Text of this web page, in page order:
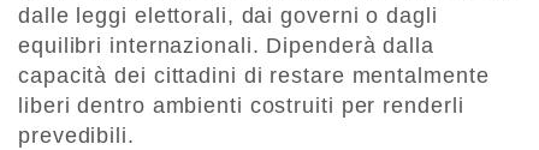
dalle leggi elettorali, dai governi o dagli
equilibri internazionali. Dipenderà dalla
capacità dei cittadini di restare mentalmente
liberi dentro ambienti costruiti per renderli
prevedibili.